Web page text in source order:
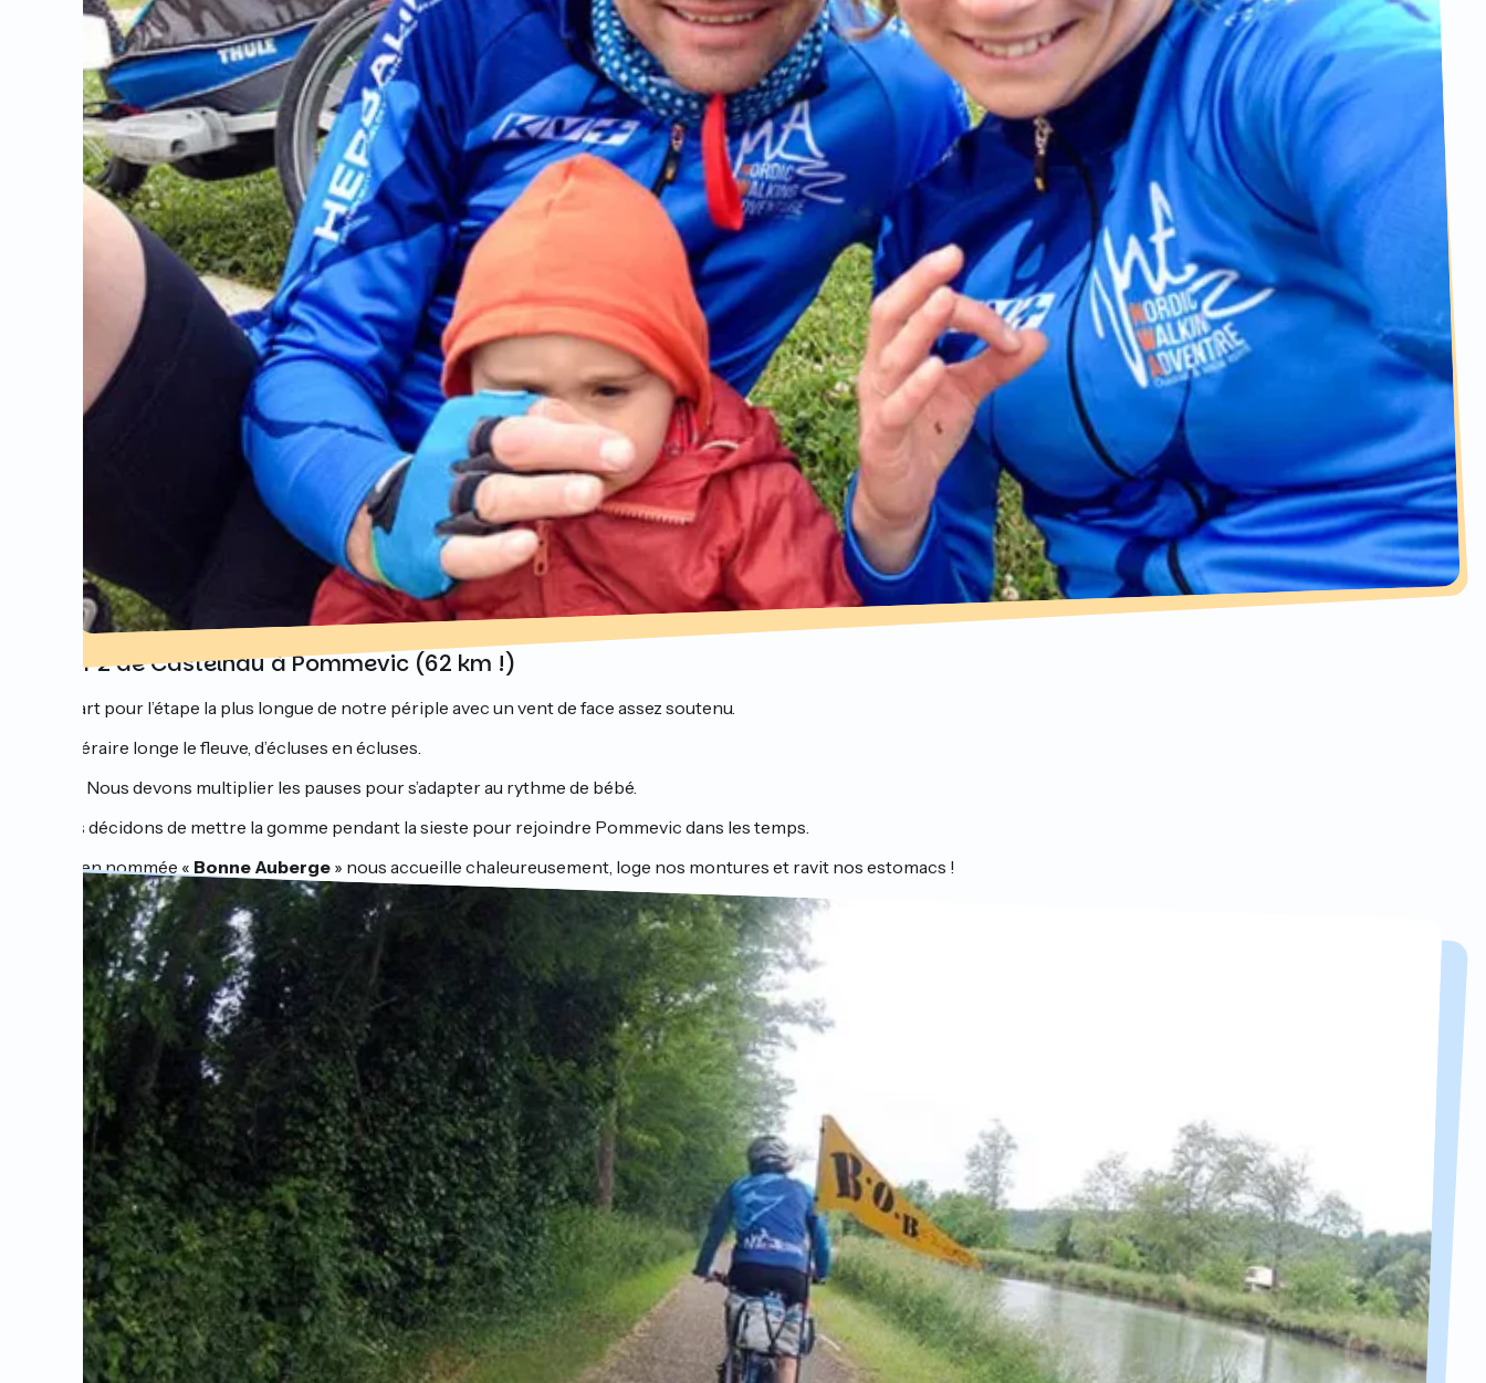
Jour 2 de Castelnau à Pommevic (62 km !)
Départ pour l’étape la plus longue de notre périple avec un vent de face assez soutenu.
L’itinéraire longe le fleuve, d’écluses en écluses.
Nous devons multiplier les pauses pour s’adapter au rythme de bébé.
Nous décidons de mettre la gomme pendant la sieste pour rejoindre Pommevic dans les temps.
La bien nommée « Bonne Auberge » nous accueille chaleureusement, loge nos montures et ravit nos estomacs !